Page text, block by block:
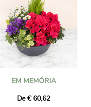
EM MEMÓRIA
De € 60,62